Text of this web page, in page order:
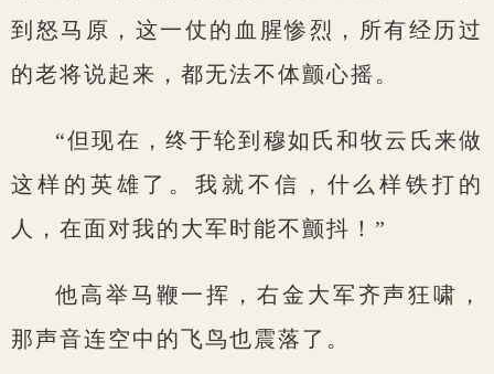
到怒马原，这一仗的血腥惨烈，所有经历过
的老将说起来，都无法不体颤心摇。
“但现在，终于轮到穆如氏和牧云氏来做
这样的英雄了。我就不信，什么样铁打的
人，在面对我的大军时能不颤抖！”
他高举马鞭一挥，右金大军齐声狂啸，
那声音连空中的飞鸟也震落了。